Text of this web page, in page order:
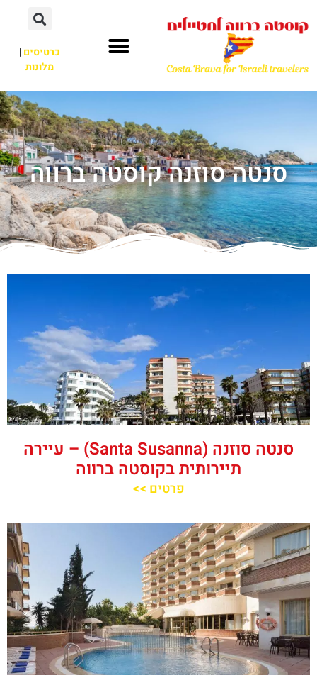
כרטיסים|
מלונות
סנטה סוזנה קוסטה ברווה
סנטה סוזנה (Santa Susanna) – עיירה
תיירותית בקוסטה ברווה
פרטים >>